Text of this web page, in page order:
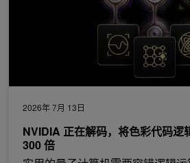
2026年 7月 13日
NVIDIA 正在解码，将色彩代码逻
300 倍